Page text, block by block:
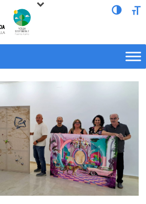
Alternar